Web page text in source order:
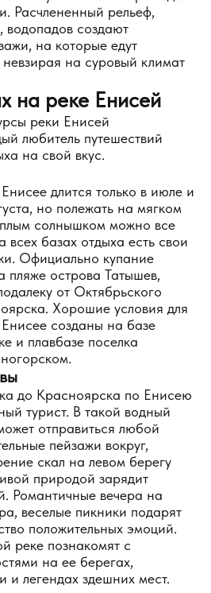
Расчлененный рельеф,
водопадов создают
на которые едут
невзирая на суровый климат
на реке Енисей
реки Енисей
любитель путешествий
на свой вкус.
длится только в июле и
но полежать на мягком
солнышком можно все
всех базах отдыха есть свои
Официально купание
пляже острова Татышев,
от Октябрьского
Хорошие условия для
созданы на базе
и плавбазе поселка
до Красноярска по Енисею
турист. В такой водный
отправиться любой
пейзажи вокруг,
скал на левом берегу
природой зарядит
Романтичные вечера на
веселые пикники подарят
положительных эмоций.
реке познакомят с
на ее берегах,
и легендах здешних мест.